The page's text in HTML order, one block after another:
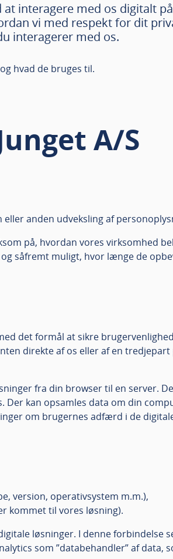
interagere med os digitalt
vi med respekt for dit
interagerer med os.
hvad de bruges til.
A/S
anden udveksling af
på, hvordan vores virksomhed
såfremt muligt, hvor længe de
det formål at sikre
direkte af os eller af en tredjepart
fra din browser til en server.
Der kan opsamles data om din
om brugernes adfærd i de
version, operativsystem m.m.),
kommet til vores løsning).
løsninger. I denne forbindelse
som ”databehandler” af data,